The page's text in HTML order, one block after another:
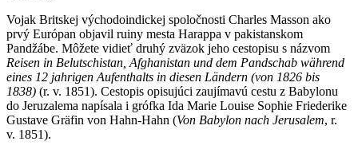
Vojak Britskej východoindickej spoločnosti Charles Masson ako
prvý Európan objavil ruiny mesta Harappa v pakistanskom
Pandžábe. Môžete vidieť druhý zväzok jeho cestopisu s názvom
Reisen in Belutschistan, Afghanistan und dem Pandschab während
eines 12 jahrigen Aufenthalts in diesen Ländern (von 1826 bis
1838) (r. v. 1851). Cestopis opisujúci zaujímavú cestu z Babylonu
do Jeruzalema napísala i grófka Ida Marie Louise Sophie Friederike
Gustave Gräfin von Hahn-Hahn (Von Babylon nach Jerusalem, r.
v. 1851).